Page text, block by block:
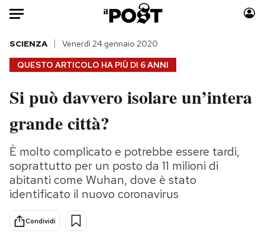
Auto
HOME
Italia
Politica
Tecnologia
Internet
Scienza
Cultura
Economia
Moda
Storie/Idee
Ok Boomer!
Media
Europa
QUESTO ARTICOLO HA PIÙ DI 6 ANNI
SCIENZA Venerdì 24 gennaio 2020
Si può davvero isolare un’intera
grande città?
È molto complicato e potrebbe essere tardi,
soprattutto per un posto da 11 milioni di
abitanti come Wuhan, dove è stato
identificato il nuovo coronavirus
Condividi